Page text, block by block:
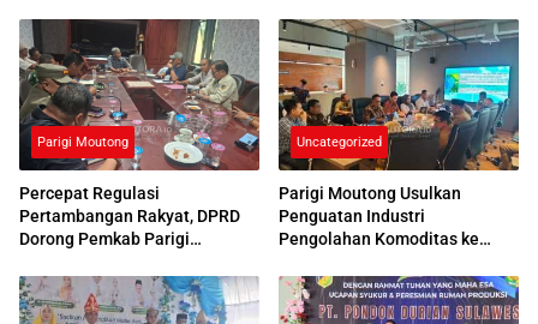
Parigi Moutong
Percepat Regulasi
Pertambangan Rakyat, DPRD
Dorong Pemkab Parigi
IPERA
Uncategorized
Parigi Moutong Usulkan
Penguatan Industri
Pengolahan Komoditas ke